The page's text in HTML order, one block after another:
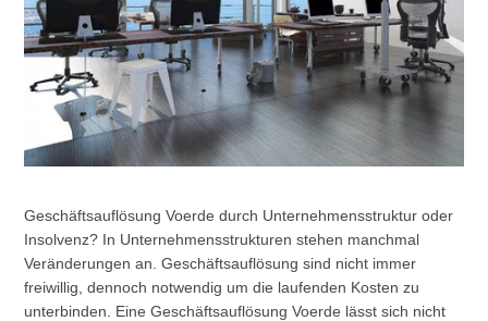
Geschäftsauflösung Voerde durch Unternehmensstruktur oder
Insolvenz? In Unternehmensstrukturen stehen manchmal
Veränderungen an. Geschäftsauflösung sind nicht immer
freiwillig, dennoch notwendig um die laufenden Kosten zu
unterbinden. Eine Geschäftsauflösung Voerde lässt sich nicht